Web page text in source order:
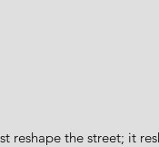
reshape the street; it